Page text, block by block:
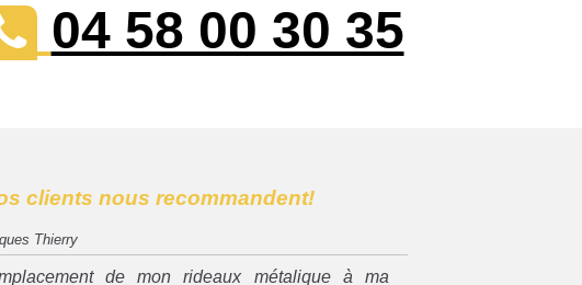
04 58 00 30 35
clients nous recommandent!
Thierry
de mon rideaux métalique à ma